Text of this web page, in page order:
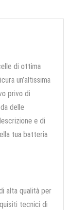
di ottima
un’altissima
privo di
delle
e di
tua batteria
alta qualità per
tecnici di